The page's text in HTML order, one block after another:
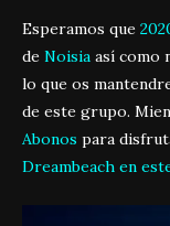
Esperamos que
de Noisia así como
lo que os
de este grupo.
Abonos para
Dreambeach en